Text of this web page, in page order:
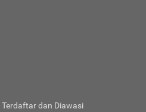
Terdaftar dan Diawasi